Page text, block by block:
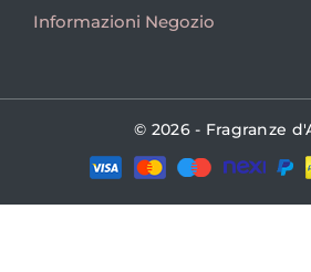
Informazioni Negozio
© 2026 - Fragranze